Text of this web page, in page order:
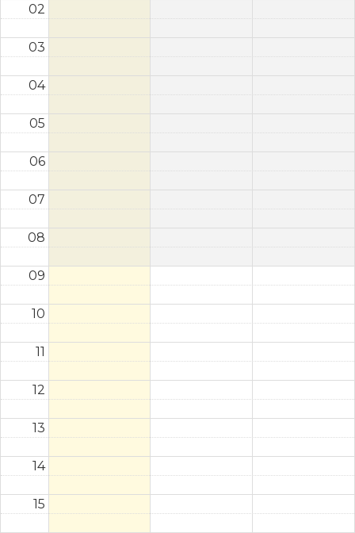
02
03
04
05
06
07
08
09
10
11
12
13
14
15